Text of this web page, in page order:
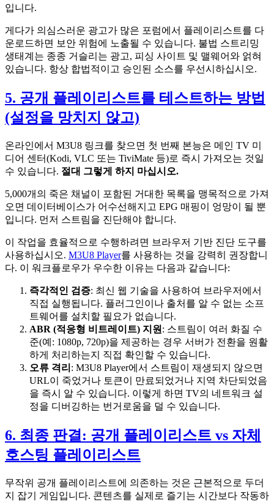
입니다.
게다가 의심스러운 광고가 많은 포럼에서 플레이리스트를 다
운로드하면 보안 위험에 노출될 수 있습니다. 불법 스트리밍
생태계는 종종 거슬리는 광고, 피싱 사이트 및 맬웨어와 얽혀
있습니다. 항상 합법적이고 승인된 소스를 우선시하십시오.
5. 공개 플레이리스트를 테스트하는 방법
(설정을 망치지 않고)
온라인에서 M3U8 링크를 찾으면 첫 번째 본능은 메인 TV 미
디어 센터(Kodi, VLC 또는 TiviMate 등)로 즉시 가져오는 것일
수 있습니다. 절대 그렇게 하지 마십시오.
5,000개의 죽은 채널이 포함된 거대한 목록을 맹목적으로 가져
오면 데이터베이스가 어수선해지고 EPG 매핑이 엉망이 될 뿐
입니다. 먼저 스트림을 진단해야 합니다.
이 작업을 효율적으로 수행하려면 브라우저 기반 진단 도구를
사용하십시오. M3U8 Player를 사용하는 것을 강력히 권장합니
다. 이 워크플로우가 우수한 이유는 다음과 같습니다:
즉각적인 검증: 최신 웹 기술을 사용하여 브라우저에서
직접 실행됩니다. 플러그인이나 출처를 알 수 없는 소프
트웨어를 설치할 필요가 없습니다.
ABR (적응형 비트레이트) 지원 : 스트림이 여러 화질 수
준(예: 1080p, 720p)을 제공하는 경우 서버가 전환을 원활
하게 처리하는지 직접 확인할 수 있습니다.
오류 격리 : M3U8 Player에서 스트림이 재생되지 않으면
URL이 죽었거나 토큰이 만료되었거나 지역 차단되었음
을 즉시 알 수 있습니다. 이렇게 하면 TV의 네트워크 설
정을 디버깅하는 번거로움을 덜 수 있습니다.
6. 최종 판결: 공개 플레이리스트 vs 자체
호스팅 플레이리스트
무작위 공개 플레이리스트에 의존하는 것은 근본적으로 두더
지 잡기 게임입니다. 콘텐츠를 실제로 즐기는 시간보다 작동하